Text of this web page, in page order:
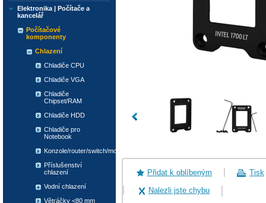
Přidat k oblíbeným
Tisk
Nalezli jste chybu
Elektronika | Počítače a
kancelář
Počítačové
komponenty
Chlazení
Chladiče CPU
Chladiče VGA
Chladiče
Chipset/RAM
Chladiče HDD
Chladiče pro
Notebook
Konzole/router/switch/modem
Příslušenství
chlazení
Vodní chlazení
Větráčky <80 mm